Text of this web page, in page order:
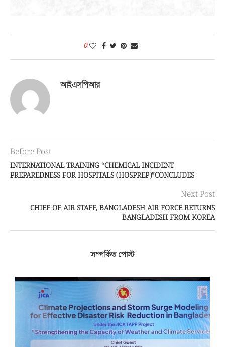
0
আইএসপিআর
Before Post
INTERNATIONAL TRAINING “CHEMICAL INCIDENT
PREPAREDNESS FOR HOSPITALS (HOSPREP)”CONCLUDES
Next Post
CHIEF OF AIR STAFF, BANGLADESH AIR FORCE RETURNS
BANGLADESH FROM KOREA
সম্পর্কিত পোস্ট